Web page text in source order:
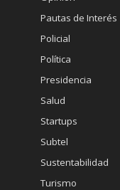
Pautas de Interés
Policial
Política
Presidencia
Salud
Startups
Subtel
Sustentabilidad
Turismo